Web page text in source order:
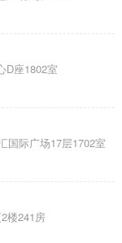
D座1802室
国际广场17层1702室
楼241房